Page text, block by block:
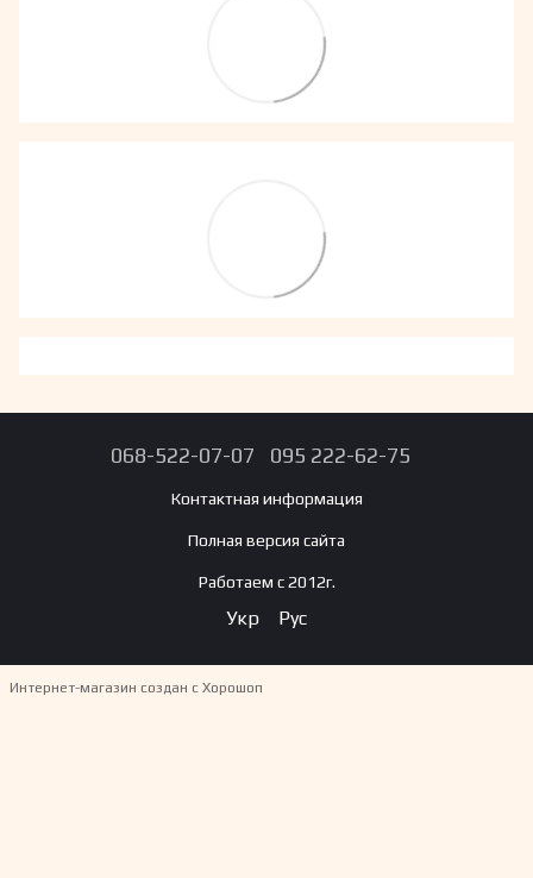
068-522-07-07 095 222-62-75
Контактная информация
Полная версия сайта
Работаем с 2012г.
Укр Рус
Интернет-магазин создан с Хорошоп